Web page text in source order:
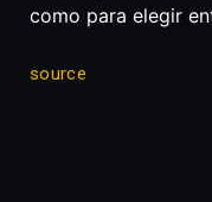
como para elegir
source